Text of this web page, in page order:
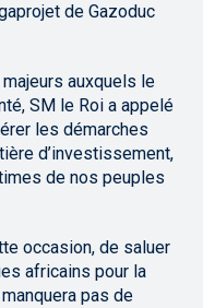
de Gazoduc
auxquels le
SM le Roi a appelé
les démarches
d’investissement,
de nos peuples
occasion, de saluer
africains pour la
pas de